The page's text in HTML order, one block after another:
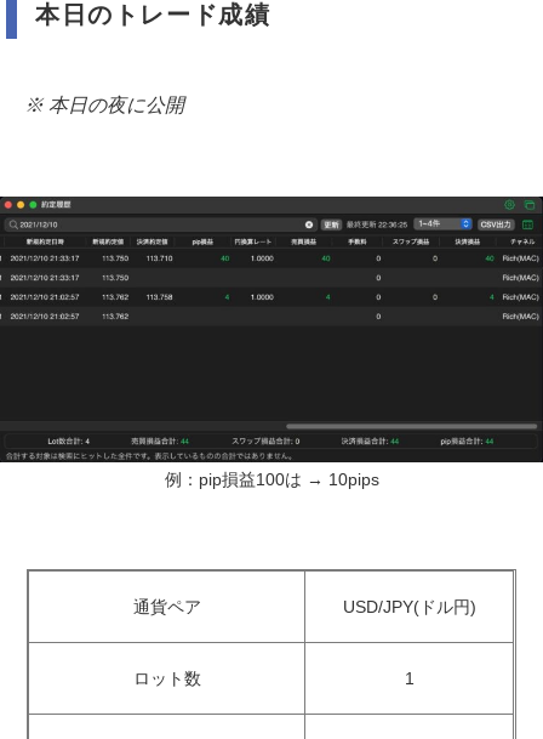
本日のトレード成績
※ 本日の夜に公開
例：pip損益100は → 10pips
通貨ペア USD/JPY(ドル円)
ロット数 1